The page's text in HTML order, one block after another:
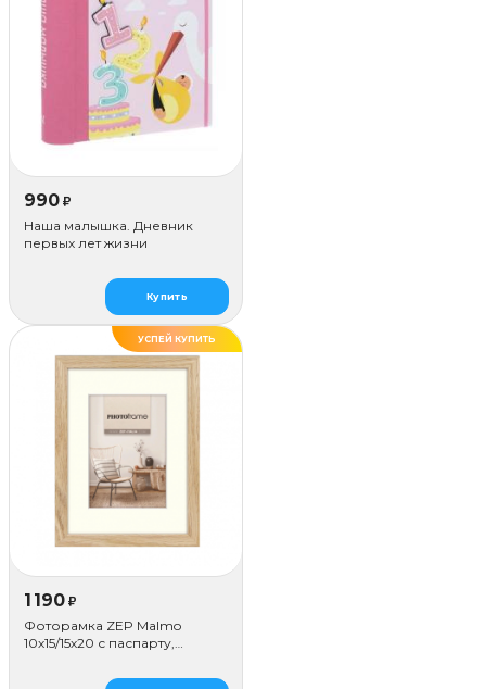
990 ₽
Наша малышка. Дневник
первых лет жизни
Купить
УСПЕЙ КУПИТЬ
1 190 ₽
Фоторамка ZEP Malmo
10х15/15х20 с паспарту,